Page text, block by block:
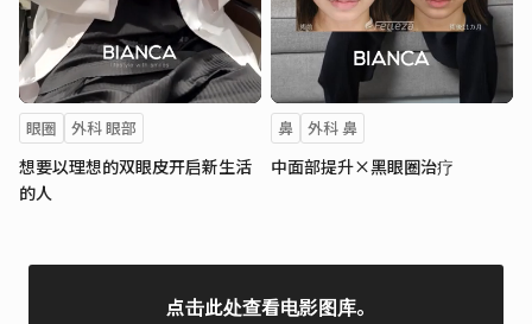
眼圈 外科 眼部
想要以理想的双眼皮开启新生活
的人
鼻 外科 鼻
中面部提升×黑眼圈治疗
点击此处查看电影图库。